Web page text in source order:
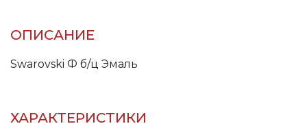
ОПИСАНИЕ
Swarovski Ф б/ц Эмаль
ХАРАКТЕРИСТИКИ